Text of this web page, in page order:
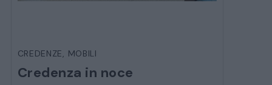
CREDENZE, MOBILI
Credenza in noce